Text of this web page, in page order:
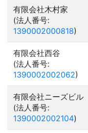
有限会社木村家
(法人番号:
1390002000818)
有限会社西谷
(法人番号:
1390002002062)
有限会社ニーズビル
(法人番号:
1390002002104)